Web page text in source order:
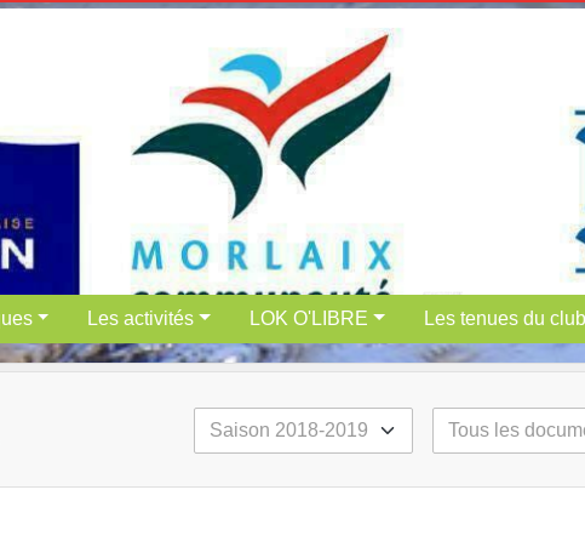
Les activités LOK O'LIBRE Les tenues du club